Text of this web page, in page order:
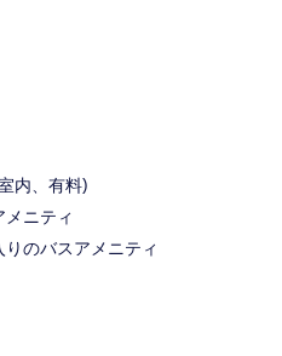
内、有料)
ニティ
のバスアメニティ